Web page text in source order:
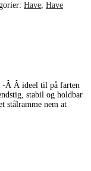
Have, Have
-Â Â ideel til på farten
stabil og holdbar
stålramme nem at